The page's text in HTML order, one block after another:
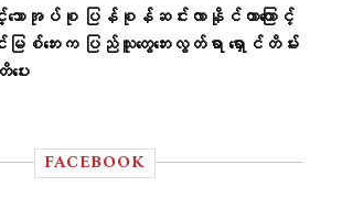
ာအုပ်စု ပြန်စုန်ဆင်းလာနိုင်တာကြောင့်
မြစ်ဘေးက ပြည်သူတွေဘေးလွတ်ရာ ရှောင်တိမ်း
ေး
FACEBOOK